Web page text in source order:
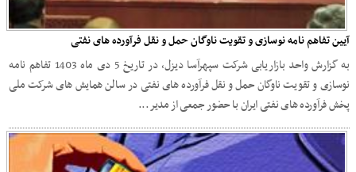
آیین تفاهم نامه نوسازی و تقویت ناوگان حمل و نقل فرآورده های نفتی
به گزارش واحد بازاریابی شرکت سپهرآسا دیزل، در تاریخ 5 دی ماه 1403 تفاهم نامه
نوسازی و تقویت ناوگان حمل و نقل فرآورده های نفتی در سالن همایش های شرکت ملی
پخش فرآورده های نفتی ایران با حضور جمعی از مدیر...